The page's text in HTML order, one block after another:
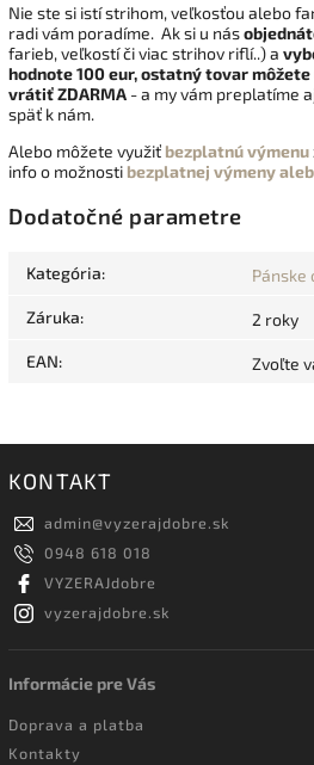
Nie ste si istí strihom, veľkosťou alebo
radi vám poradíme. Ak si u nás
farieb, veľkostí či viac strihov riflí..) a
hodnote 100 eur, ostatný tovar môžete
vrátiťZDARMA - a my vám preplatíme
späť k nám.
Alebo môžete využiť bezplatnú výmenu
info o možnosti bezplatnej výmeny
Dodatočné parametre
Kategória: Pánske
Záruka: 2 roky
EAN: Zvoľte
KONTAKT
admin@vyzerajdobre.sk
0948 618 018
VYZERAJdobre
vyzerajdobre.sk
Informácie pre Vás
Doprava a platba
Kontakty